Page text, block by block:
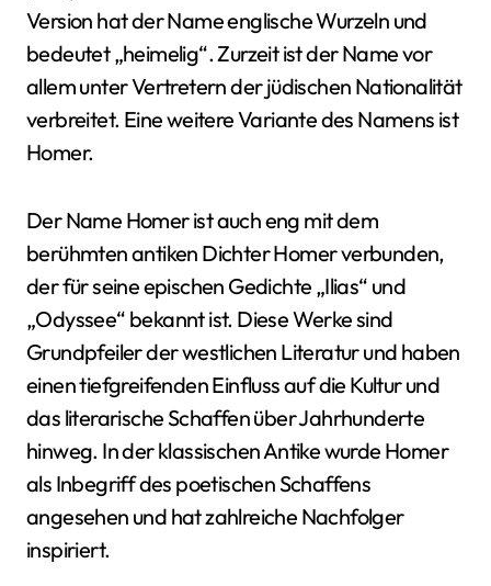
Version hat der Name englische Wurzeln und
bedeutet „heimelig“. Zurzeit ist der Name vor
allem unter Vertretern der jüdischen Nationalität
verbreitet. Eine weitere Variante des Namens ist
Homer.
Der Name Homer ist auch eng mit dem
berühmten antiken Dichter Homer verbunden,
der für seine epischen Gedichte „Ilias“ und
„Odyssee“ bekannt ist. Diese Werke sind
Grundpfeiler der westlichen Literatur und haben
einen tiefgreifenden Einfluss auf die Kultur und
das literarische Schaffen über Jahrhunderte
hinweg. In der klassischen Antike wurde Homer
als Inbegriff des poetischen Schaffens
angesehen und hat zahlreiche Nachfolger
inspiriert.